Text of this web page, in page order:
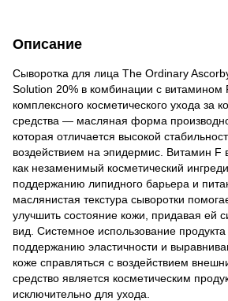
Описание
Сыворотка для лица The Ordinary
Solution 20% в комбинации с витамином
комплексного косметического ухода за
средства — масляная форма
которая отличается высокой
воздействием на эпидермис. Витамин F
как незаменимый косметический
поддержанию липидного барьера и
маслянистая текстура сыворотки
улучшить состояние кожи, придавая ей
вид. Системное использование продукта
поддержанию эластичности и
коже справляться с воздействием
средство является косметическим
исключительно для ухода.